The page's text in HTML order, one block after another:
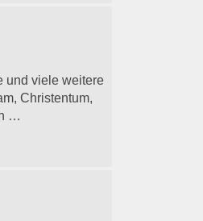
und viele weitere
Christentum,
…